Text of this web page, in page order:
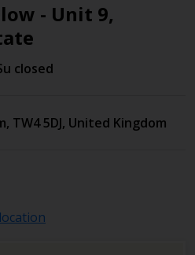
- Unit 9,
closed
, TW4 5DJ, United Kingdom